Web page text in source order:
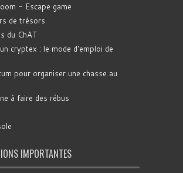
- Escape game
de trésors
du ChAT
cryptex : le mode d'emploi de
pour organiser une chasse au
à faire des rébus
IMPORTANTES